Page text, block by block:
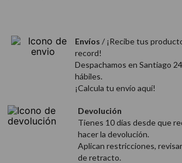
Envíos / ¡Recibe tus
record!
Despachamos en Santiago
hábiles.
¡Calcula tu envío aquí!
Devolución
Tienes 10 días desde que
hacer la devolución.
Aplican restricciones,
de retracto.